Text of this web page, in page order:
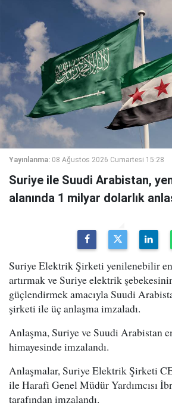
Yayınlanma: 08 Ağustos 2026 Cumartesi 15:28
Suriye ile Suudi Arabistan,
alanında 1 milyar dolarlık
Suriye Elektrik Şirketi yenilenebilir
artırmak ve Suriye elektrik
güçlendirmek amacıyla Suudi
şirketi ile üç anlaşma imzaladı.
Anlaşma, Suriye ve Suudi Arabistan
himayesinde imzalandı.
Anlaşmalar, Suriye Elektrik Şirketi
ile Harafi Genel Müdür Yardımcısı
tarafından imzalandı.